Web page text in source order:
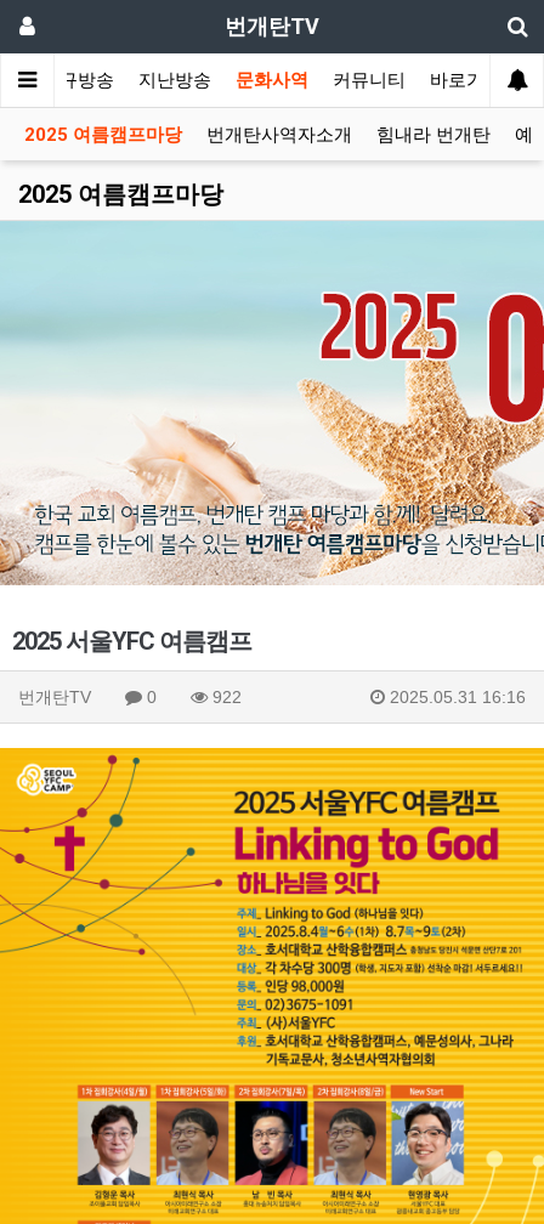
번개탄TV
정규방송 지난방송 문화사역 커뮤니티 바로가기
2025 여름캠프마당 번개탄사역자소개 힘내라 번개탄 예
2025 여름캠프마당
2025 서울YFC 여름캠프
번개탄TV 0 922 2025.05.31 16:16